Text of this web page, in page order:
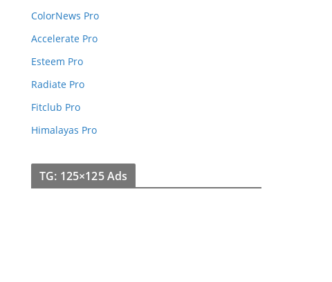
ColorNews Pro
Accelerate Pro
Esteem Pro
Radiate Pro
Fitclub Pro
Himalayas Pro
TG: 125×125 Ads